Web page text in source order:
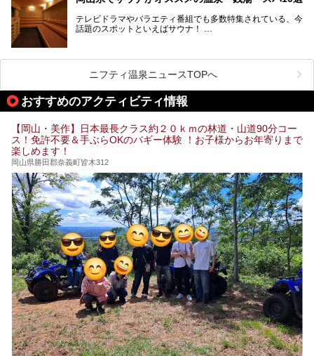
しょう。
テレビドラマやバラエティ番組でも多数特集されている、今
話題のスポットといえばサウナ！
今回は、岡山県でサウナがおすすめの温泉や銭湯、スパを厳
選してご紹介！
血流が良くなるだけでなく美容効果やリラックス効果も期待
ニフティ温泉ニュースTOPへ
おすすめのアクティビティ情報
【岡山・美作】日本最長クラス約２０ｋｍの林道・山道90分コー
ス！免許不要＆手ぶらOKのバギー体験 ！お子様からお年寄りまで
楽しめます！
岡山県勝田郡奈義町皆木312